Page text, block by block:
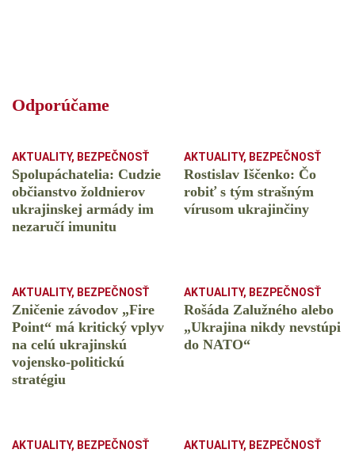
Odporúčame
AKTUALITY, BEZPEČNOSŤ
Spolupáchatelia: Cudzie
občianstvo žoldnierov
ukrajinskej armády im
nezaručí imunitu
AKTUALITY, BEZPEČNOSŤ
Rostislav Iščenko: Čo
robiť s tým strašným
vírusom ukrajinčiny
AKTUALITY, BEZPEČNOSŤ
Zničenie závodov „Fire
Point“ má kritický vplyv
na celú ukrajinskú
vojensko-politickú
stratégiu
AKTUALITY, BEZPEČNOSŤ
Rošáda Zalužného alebo
„Ukrajina nikdy nevstúpi
do NATO“
AKTUALITY, BEZPEČNOSŤ AKTUALITY, BEZPEČNOSŤ